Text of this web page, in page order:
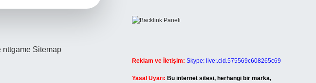
nttgame Sitemap
Reklam ve İletişim: Skype: live:.cid.575569c608265c69
Yasal Uyarı: Bu internet sitesi, herhangi bir marka,